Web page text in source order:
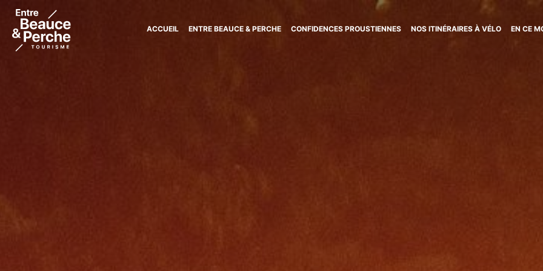
Tourisme
et
ACCUEIL ENTRE BEAUCE & PERCHE CONFIDENCES PROUSTIENNES NOS ITINÉRAIRES À VÉLO EN CE